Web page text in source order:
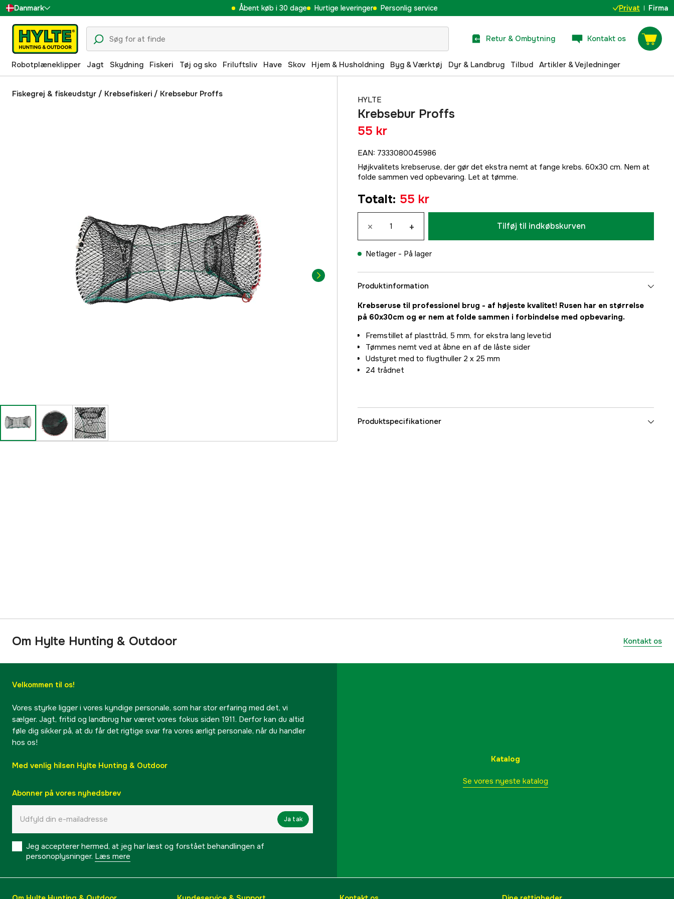
Danmark
Sverige
Suomi
Norge
Deutschland
Åbent køb i 30 dage Hurtige leveringer Personlig service Privat Firma
Retur & Ombytning Kontakt os
Robotplæneklipper Jagt Skydning Fiskeri Tøj og sko Friluftsliv Have Skov Hjem & Husholdning Byg & Værktøj Dyr & Landbrug Tilbud Artikler & Vejledninger
Fiskegrej & fiskeudstyr / Krebsefiskeri / Krebsebur Proffs
HYLTE
Krebsebur Proffs
55 kr
EAN: 7333080045986
Højkvalitets krebseruse, der gør det ekstra nemt at fange krebs. 60x30 cm. Nem at
folde sammen ved opbevaring. Let at tømme.
Totalt: 55 kr
× + Tilføj til indkøbskurven
Netlager - På lager
Produktinformation
Krebseruse til professionel brug - af højeste kvalitet! Rusen har en størrelse
på 60x30cm og er nem at folde sammen i forbindelse med opbevaring.
Fremstillet af plasttråd, 5 mm, for ekstra lang levetid
Tømmes nemt ved at åbne en af de låste sider
Udstyret med to flugthuller 2 x 25 mm
24 trådnet
Produktspecifikationer
Om Hylte Hunting & Outdoor Kontakt os
Velkommen til os!
Vores styrke ligger i vores kyndige personale, som har stor erfaring med det, vi
sælger. Jagt, fritid og landbrug har været vores fokus siden 1911. Derfor kan du altid
føle dig sikker på, at du får det rigtige svar fra vores ærligt personale, når du handler
hos os!
Med venlig hilsen Hylte Hunting & Outdoor
Abonner på vores nyhedsbrev
Ja tak
Jeg accepterer hermed, at jeg har læst og forstået behandlingen af ​​
personoplysninger. Læs mere
Katalog
Se vores nyeste katalog